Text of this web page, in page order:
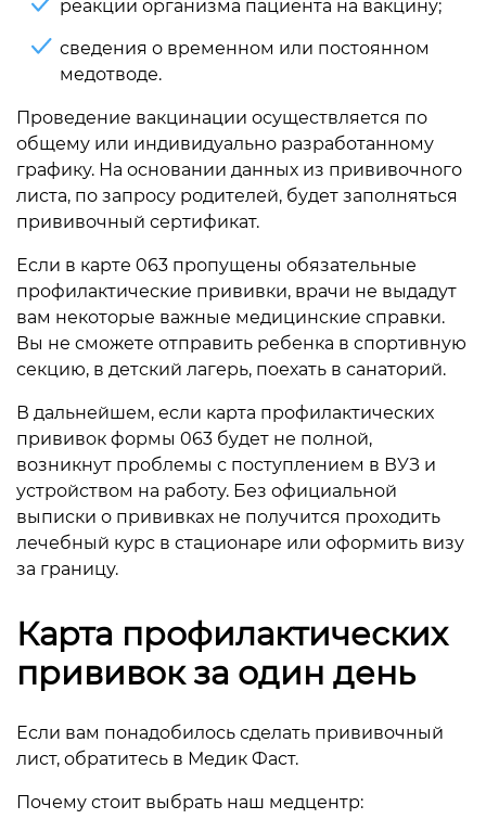
реакции организма пациента на вакцину;
сведения о временном или постоянном
медотводе.
Проведение вакцинации осуществляется по
общему или индивидуально разработанному
графику. На основании данных из прививочного
листа, по запросу родителей, будет заполняться
прививочный сертификат.
Если в карте 063 пропущены обязательные
профилактические прививки, врачи не выдадут
вам некоторые важные медицинские справки.
Вы не сможете отправить ребенка в спортивную
секцию, в детский лагерь, поехать в санаторий.
В дальнейшем, если карта профилактических
прививок формы 063 будет не полной,
возникнут проблемы с поступлением в ВУЗ и
устройством на работу. Без официальной
выписки о прививках не получится проходить
лечебный курс в стационаре или оформить визу
за границу.
Карта профилактических
прививок за один день
Если вам понадобилось сделать прививочный
лист, обратитесь в Медик Фаст.
Почему стоит выбрать наш медцентр: